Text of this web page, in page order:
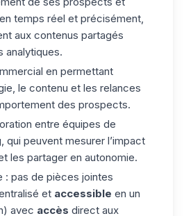
temps réel et précisément,
aux contenus partagés
analytiques.
en permettant
le contenu et les relances
des prospects.
entre équipes de
qui peuvent mesurer l’impact
les partager en autonomie.
: pas de pièces jointes
et accessible en un
avec accès direct aux